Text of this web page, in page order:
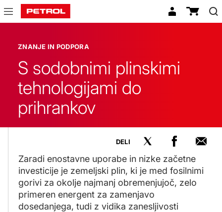
Znanje
podpora
ZNANJE IN PODPORA
S sodobnimi plinskimi
tehnologijami do
prihrankov
Zaradi enostavne uporabe in nizke začetne
investicije je zemeljski plin, ki je med fosilnimi
gorivi za okolje najmanj obremenjujoč, zelo
primeren energent za zamenjavo
dosedanjega, tudi z vidika zanesljivosti
DELI